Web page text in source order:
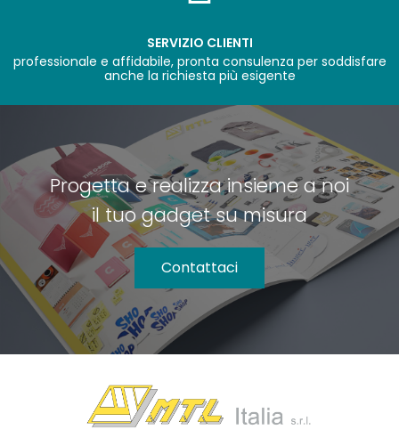
SERVIZIO CLIENTI
professionale e affidabile, pronta consulenza per soddisfare
anche la richiesta più esigente
Progetta e realizza insieme a noi
il tuo gadget su misura
Contattaci